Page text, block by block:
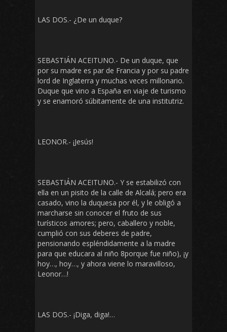
LAS DOS.- ¿De un duque?
SEBASTIÁN ACEITUNO.- De un duque, que
por su madre es par de Francia y por su padre
lord de Inglaterra y muchas veces millonario.
Duque que vino a España en viaje de turismo
y se enamoró súbitamente de una institutriz.
LEONOR.- ¡Jesús!
SEBASTIÁN ACEITUNO.- Y se estabilizó con
ella en un pisito de la calle de Alcalá; pero era
casado, vino la duquesa por él, y le obligó a
marcharse sin conocer el fruto de sus
turísticos amores; pero, caballero y noble,
cumplió con sus deberes de padre,
pensionando espléndidamente a la madre
para que educara al niño 8porque fue niño), ¡y
hoy…, hoy…, y ahora viene lo maravilloso,
Leonor…!
LAS DOS.- ¡Diga, diga!…